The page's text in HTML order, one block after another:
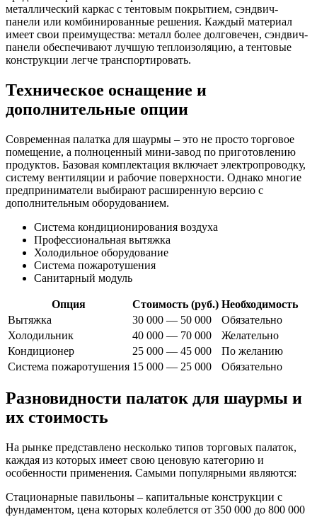
металлический каркас с тентовым покрытием, сэндвич-
панели или комбинированные решения. Каждый материал
имеет свои преимущества: металл более долговечен, сэндвич-
панели обеспечивают лучшую теплоизоляцию, а тентовые
конструкции легче транспортировать.
Техническое оснащение и
дополнительные опции
Современная палатка для шаурмы – это не просто торговое
помещение, а полноценный мини-завод по приготовлению
продуктов. Базовая комплектация включает электропроводку,
систему вентиляции и рабочие поверхности. Однако многие
предприниматели выбирают расширенную версию с
дополнительным оборудованием.
Система кондиционирования воздуха
Профессиональная вытяжка
Холодильное оборудование
Система пожаротушения
Санитарный модуль
Опция Стоимость (руб.) Необходимость
Вытяжка
30 000 — 50 000
Обязательно
Холодильник
40 000 — 70 000
Желательно
Кондиционер
25 000 — 45 000
По желанию
Система пожаротушения 15 000 — 25 000 Обязательно
Разновидности палаток для шаурмы и
их стоимость
На рынке представлено несколько типов торговых палаток,
каждая из которых имеет свою ценовую категорию и
особенности применения. Самыми популярными являются:
Стационарные павильоны – капитальные конструкции с
фундаментом, цена которых колеблется от 350 000 до 800 000